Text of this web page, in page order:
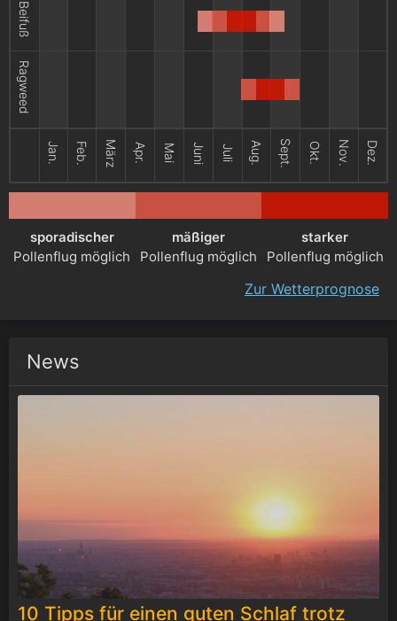
Jan. Feb. März Apr. Mai Juni Juli Aug. Sept. Okt. Nov. Dez.
Beifuß
Ragweed
sporadischer
Pollenflug möglich
mäßiger
Pollenflug möglich
starker
Pollenflug möglich
Zur Wetterprognose
News
10 Tipps für einen guten Schlaf trotz